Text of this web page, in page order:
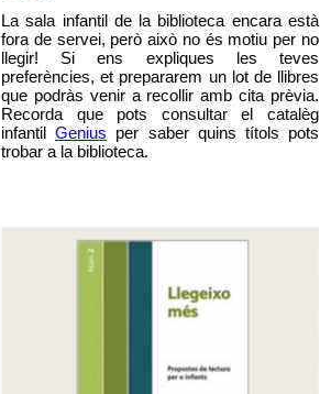
La sala infantil de la biblioteca encara està
fora de servei, però això no és motiu per no
llegir! Si ens expliques les teves
preferències, et prepararem un lot de llibres
que podràs venir a recollir amb cita prèvia.
Recorda que pots consultar el catalèg
infantilGenius per saber quins títols pots
trobar a la biblioteca.